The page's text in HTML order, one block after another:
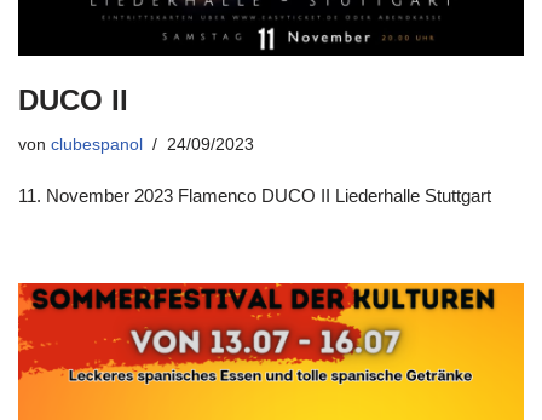
DUCO II
von clubespanol 24/09/2023
11. November 2023 Flamenco DUCO II Liederhalle Stuttgart